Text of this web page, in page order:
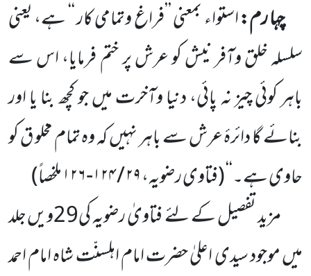
چہا رم:استواء بمعنی ’’فراغ وتمامی کار ‘‘ ہے، یعنی
سلسلہ خلق وآفر نیش کو عرش پر ختم فرمایا، اس سے
باہر کوئی چیز نہ پائی، دنیا وآخرت میں جو کچھ بنا یا اور
بنائے گا دائرۂ عرش سے باہر نہیں کہ وہ تمام مخلو ق کو
حاوی ہے۔‘‘(فتاوی رضویہ،۲۹/۱۲۴-۱۲۶ملخصاً)
مزید تفصیل کے لئے فتاویٰ رضویہ کی29ویں جلد
میں موجود سیدی اعلیٰ حضرت امام اہلسنّت شاہ امام احمد